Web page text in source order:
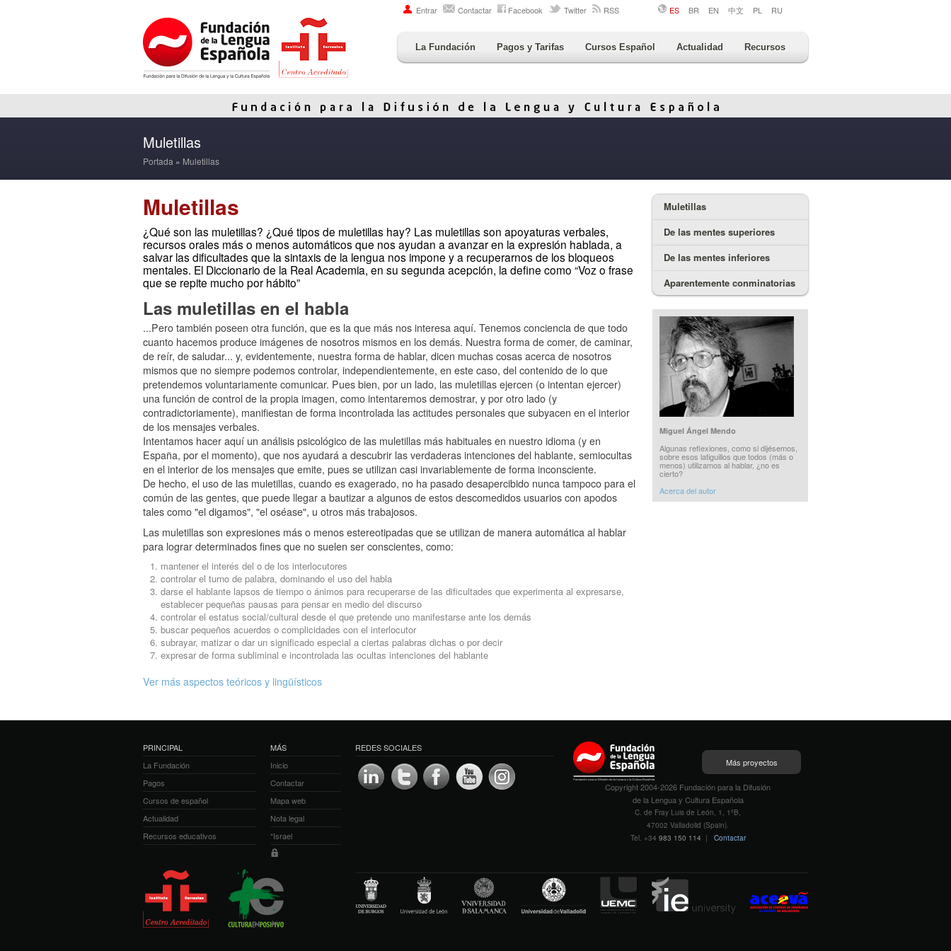
Entrar Contactar Facebook Twitter RSS ES BR EN 中文 PL RU
La Fundación Pagos y Tarifas Cursos Español Actualidad Recursos
Muletillas
Portada » Muletillas
Muletillas
¿Qué son las muletillas? ¿Qué tipos de muletillas hay? Las muletillas son apoyaturas verbales,
recursos orales más o menos automáticos que nos ayudan a avanzar en la expresión hablada, a
salvar las dificultades que la sintaxis de la lengua nos impone y a recuperarnos de los bloqueos
mentales. El Diccionario de la Real Academia, en su segunda acepción, la define como “Voz o frase
que se repite mucho por hábito”
Las muletillas en el habla
...Pero también poseen otra función, que es la que más nos interesa aquí. Tenemos conciencia de que todo
cuanto hacemos produce imágenes de nosotros mismos en los demás. Nuestra forma de comer, de caminar,
de reír, de saludar... y, evidentemente, nuestra forma de hablar, dicen muchas cosas acerca de nosotros
mismos que no siempre podemos controlar, independientemente, en este caso, del contenido de lo que
pretendemos voluntariamente comunicar. Pues bien, por un lado, las muletillas ejercen (o intentan ejercer)
una función de control de la propia imagen, como intentaremos demostrar, y por otro lado (y
contradictoriamente), manifiestan de forma incontrolada las actitudes personales que subyacen en el interior
de los mensajes verbales.
Intentamos hacer aquí un análisis psicológico de las muletillas más habituales en nuestro idioma (y en
España, por el momento), que nos ayudará a descubrir las verdaderas intenciones del hablante, semiocultas
en el interior de los mensajes que emite, pues se utilizan casi invariablemente de forma inconsciente.
De hecho, el uso de las muletillas, cuando es exagerado, no ha pasado desapercibido nunca tampoco para el
común de las gentes, que puede llegar a bautizar a algunos de estos descomedidos usuarios con apodos
tales como "el digamos", "el oséase", u otros más trabajosos.
Las muletillas son expresiones más o menos estereotipadas que se utilizan de manera automática al hablar
para lograr determinados fines que no suelen ser conscientes, como:
mantener el interés del o de los interlocutores
controlar el turno de palabra, dominando el uso del habla
darse el hablante lapsos de tiempo o ánimos para recuperarse de las dificultades que experimenta al expresarse,
establecer pequeñas pausas para pensar en medio del discurso
controlar el estatus social/cultural desde el que pretende uno manifestarse ante los demás
buscar pequeños acuerdos o complicidades con el interlocutor
subrayar, matizar o dar un significado especial a ciertas palabras dichas o por decir
expresar de forma subliminal e incontrolada las ocultas intenciones del hablante
Ver más aspectos teóricos y lingüísticos
Muletillas
De las mentes superiores
De las mentes inferiores
Aparentemente conminatorias
Miguel Ángel Mendo
Algunas reflexiones, como si dijésemos,
sobre esos latiguillos que todos (más o
menos) utilizamos al hablar, ¿no es
cierto?
Acerca del autor
PRINCIPAL
La Fundación
Pagos
Cursos de español
Actualidad
Recursos educativos
MÁS
Inicio
Contactar
Mapa web
Nota legal
*Israel
REDES SOCIALES
Más proyectos
Copyright 2004-2026 Fundación para la Difusión
de la Lengua y Cultura Española
C. de Fray Luis de León, 1, 1ºB,
47002 Valladolid (Spain).
Tel. +34 983 150 114 | Contactar